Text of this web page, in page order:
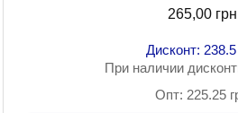
265,00 грн
Дисконт: 238.5
При наличии
Опт: 225.25